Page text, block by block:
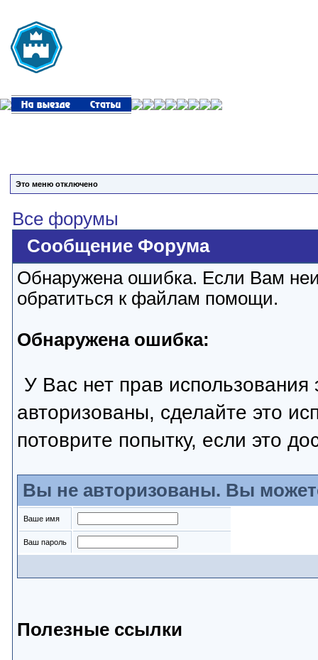
Это меню отключено
Все форумы
Сообщение Форума
Обнаружена ошибка. Если Вам
обратиться к файлам помощи.
Обнаружена ошибка:
У Вас нет прав
авторизованы, сделайте это
потоврите попытку, если это
Вы не авторизованы. Вы
Ваше имя
Ваш пароль
Полезные ссылки